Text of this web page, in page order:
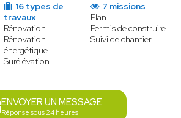
16 types de
travaux
Rénovation
Rénovation
énergétique
Surélévation
7 missions
Plan
Permis de construire
Suivi de chantier
ENVOYER UN MESSAGE
Réponse sous 24 heures